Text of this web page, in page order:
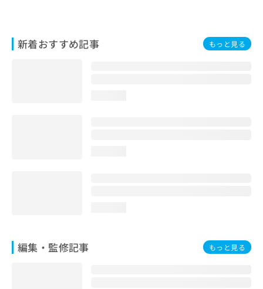
新着おすすめ記事 もっと見る
編集・監修記事 もっと見る
合